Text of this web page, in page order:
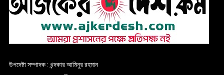
উপদেষ্টা সম্পাদক : খন্দকার আমিনুর রহমান